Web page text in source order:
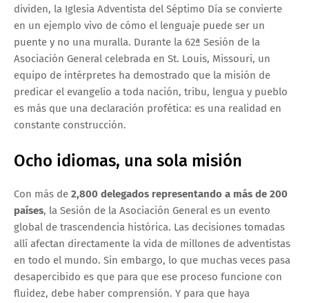
dividen, la Iglesia Adventista del Séptimo Día se convierte
en un ejemplo vivo de cómo el lenguaje puede ser un
puente y no una muralla. Durante la 62ª Sesión de la
Asociación General celebrada en St. Louis, Missouri, un
equipo de intérpretes ha demostrado que la misión de
predicar el evangelio a toda nación, tribu, lengua y pueblo
es más que una declaración profética: es una realidad en
constante construcción.
Ocho idiomas, una sola misión
Con más de 2,800 delegados representando a más de 200
países, la Sesión de la Asociación General es un evento
global de trascendencia histórica. Las decisiones tomadas
allí afectan directamente la vida de millones de adventistas
en todo el mundo. Sin embargo, lo que muchas veces pasa
desapercibido es que para que ese proceso funcione con
fluidez, debe haber comprensión. Y para que haya